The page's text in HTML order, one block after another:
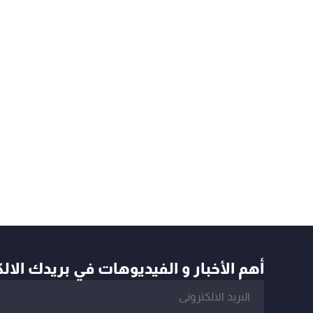
أهم الأخبار و الفيديوهات في بريدك